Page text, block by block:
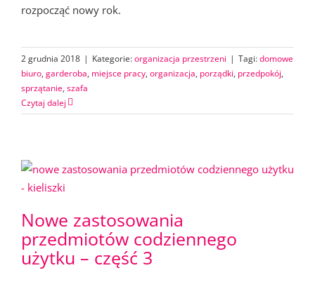
rozpocząć nowy rok.
2 grudnia 2018 | Kategorie:organizacja przestrzeni | Tagi:domowe
biuro, garderoba, miejsce pracy, organizacja, porządki, przedpokój,
sprzątanie, szafa
Czytaj dalej
Nowe zastosowania
przedmiotów codziennego
użytku – część 3